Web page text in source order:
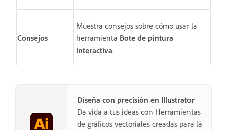
Consejos
Muestra consejos sobre cómo usar la
herramienta Bote de pintura
interactiva.
Diseña con precisión en Illustrator
Da vida a tus ideas con Herramientas
de gráficos vectoriales creadas para la